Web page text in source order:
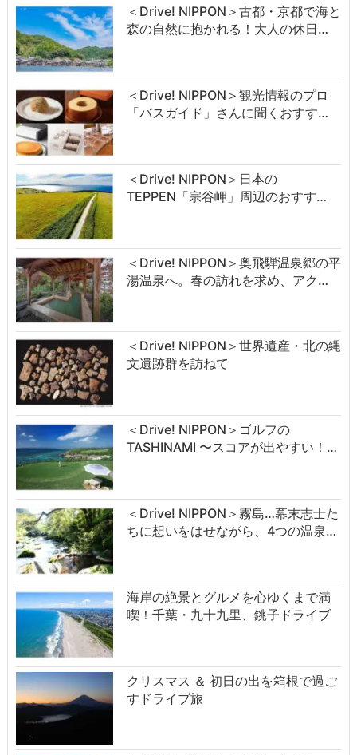
＜Drive! NIPPON＞古都・京都で海と
森の自然に抱かれる！大人の休日…
＜Drive! NIPPON＞観光情報のプロ
「バスガイド」さんに聞くおすす…
＜Drive! NIPPON＞日本の
TEPPEN「宗谷岬」周辺のおすす…
＜Drive! NIPPON＞奥飛騨温泉郷の平
湯温泉へ。春の訪れを求め、アク…
＜Drive! NIPPON＞世界遺産・北の縄
文遺跡群を訪ねて
＜Drive! NIPPON＞ゴルフの
TASHINAMI 〜スコアが出やすい！…
＜Drive! NIPPON＞霧島…幕末志士た
ちに想いをはせながら、4つの温泉…
海岸の絶景とグルメを心ゆくまで満
喫！千葉・九十九里、銚子ドライブ
クリスマス ＆ 初日の出を箱根で過ご
すドライブ旅